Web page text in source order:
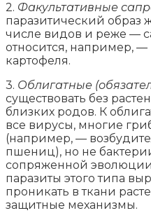
2. Факультативные
паразитический образ
числе видов и реже —
относится, например, —
картофеля.
3. Облигатные
существовать без
близких родов. К
все вирусы, многие
(например, —
пшениц), но не
сопряженной
паразиты этого типа
проникать в ткани
защитные механизмы.